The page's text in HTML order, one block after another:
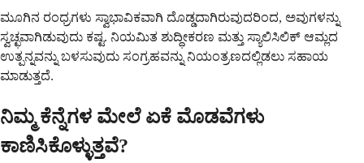
ಮೂಗಿನ ರಂಧ್ರಗಳು ಸ್ವಾಭಾವಿಕವಾಗಿ ದೊಡ್ಡದಾಗಿರುವುದರಿಂದ, ಅವುಗಳನ್ನು
ಸ್ವಚ್ಛವಾಗಿಡುವುದು ಕಷ್ಟ. ನಿಯಮಿತ ಶುದ್ಧೀಕರಣ ಮತ್ತು ಸ್ಯಾಲಿಸಿಲಿಕ್ ಆಮ್ಲದ
ಉತ್ಪನ್ನವನ್ನು ಬಳಸುವುದು ಸಂಗ್ರಹವನ್ನು ನಿಯಂತ್ರಣದಲ್ಲಿಡಲು ಸಹಾಯ
ಮಾಡುತ್ತದೆ.
ನಿಮ್ಮ ಕೆನ್ನೆಗಳ ಮೇಲೆ ಏಕೆ ಮೊಡವೆಗಳು
ಕಾಣಿಸಿಕೊಳ್ಳುತ್ತವೆ?